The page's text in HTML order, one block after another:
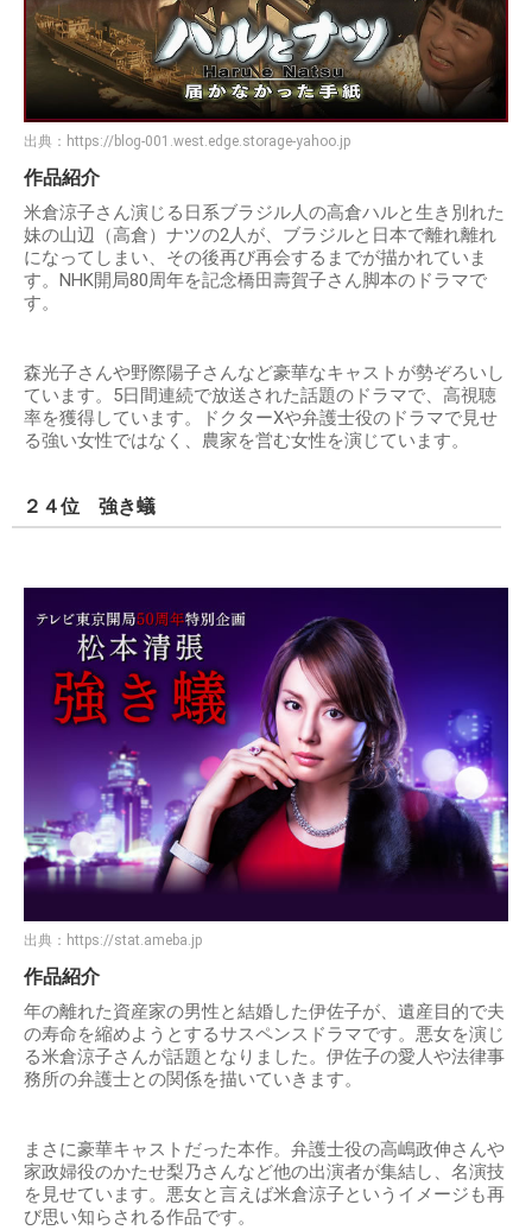
出典： https://blog-001.west.edge.storage-yahoo.jp
作品紹介
米倉涼子さん演じる日系ブラジル人の高倉ハルと生き別れた
妹の山辺（高倉）ナツの2人が、ブラジルと日本で離れ離れ
になってしまい、その後再び再会するまでが描かれていま
す。NHK開局80周年を記念橋田壽賀子さん脚本のドラマで
す。
森光子さんや野際陽子さんなど豪華なキャストが勢ぞろいし
ています。5日間連続で放送された話題のドラマで、高視聴
率を獲得しています。ドクターXや弁護士役のドラマで見せ
る強い女性ではなく、農家を営む女性を演じています。
２４位 強き蟻
出典： https://stat.ameba.jp
作品紹介
年の離れた資産家の男性と結婚した伊佐子が、遺産目的で夫
の寿命を縮めようとするサスペンスドラマです。悪女を演じ
る米倉涼子さんが話題となりました。伊佐子の愛人や法律事
務所の弁護士との関係を描いていきます。
まさに豪華キャストだった本作。弁護士役の高嶋政伸さんや
家政婦役のかたせ梨乃さんなど他の出演者が集結し、名演技
を見せています。悪女と言えば米倉涼子というイメージも再
び思い知らされる作品です。